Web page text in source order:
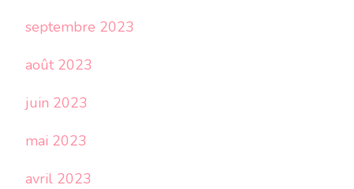
septembre 2023
août 2023
juin 2023
mai 2023
avril 2023